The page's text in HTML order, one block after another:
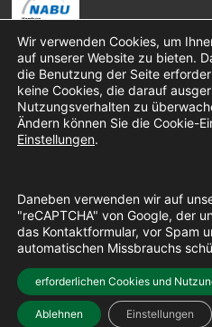
Copyright © 2026 Pro
Spacious Pro•
Wir verwenden Cookies, um
auf unserer Website zu bieten.
die Benutzung der Seite
keine Cookies, die darauf
Nutzungsverhalten zu
Ändern können Sie die Cookie-
Einstellungen.
Daneben verwenden wir auf
"reCAPTCHA" von Google, der
das Kontaktformular, vor Spam
automatischen Missbrauchs
erforderlichen Cookies und
Ablehnen Einstellungen